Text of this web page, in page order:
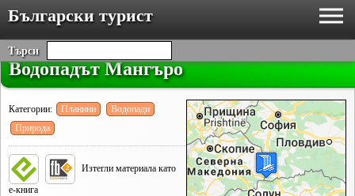
Български турист
Търси
Водопадът Мангъро
Категории: Планини
Водопади
Природа
Изтегли материала като
е-книга